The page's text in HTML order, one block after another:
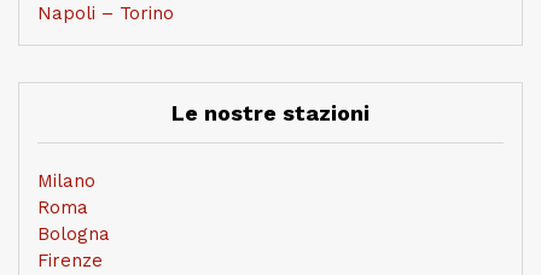
Napoli – Torino
Le nostre stazioni
Milano
Roma
Bologna
Firenze